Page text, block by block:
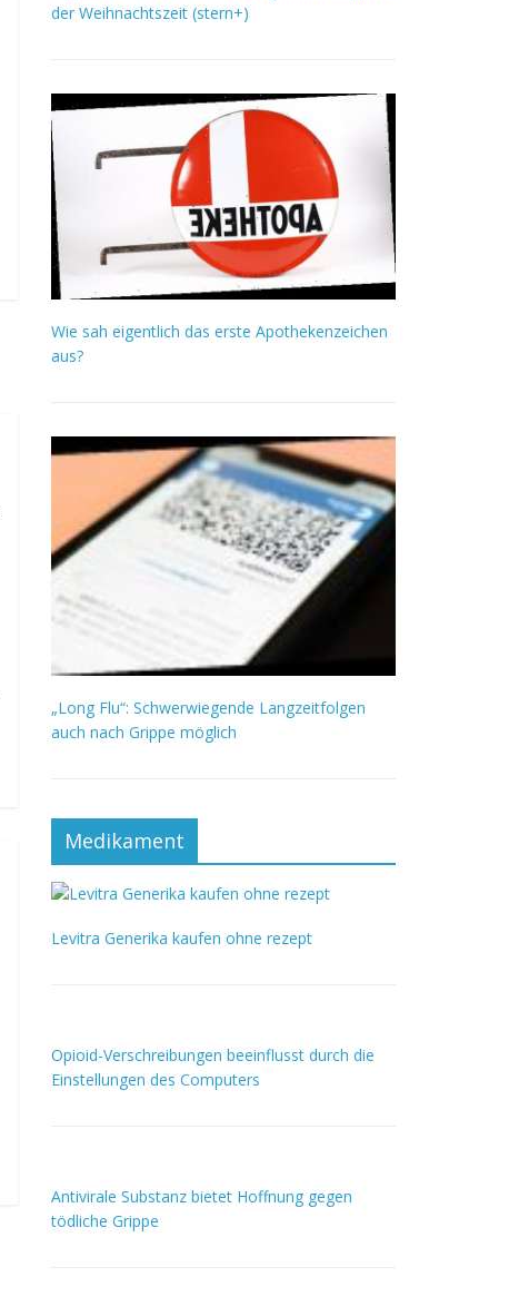
der Weihnachtszeit (stern+)
Wie sah eigentlich das erste Apothekenzeichen
aus?
„Long Flu“: Schwerwiegende Langzeitfolgen
auch nach Grippe möglich
Medikament
Levitra Generika kaufen ohne rezept
Opioid-Verschreibungen beeinflusst durch die
Einstellungen des Computers
Antivirale Substanz bietet Hoffnung gegen
tödliche Grippe